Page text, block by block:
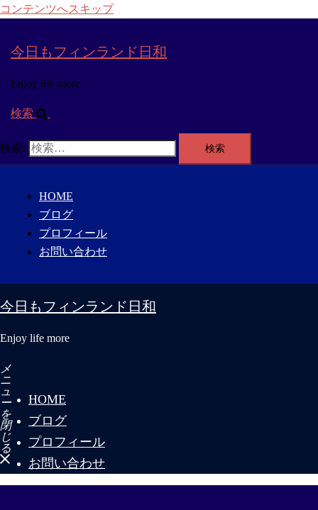
コンテンツへスキップ
今日もフィンランド日和
Enjoy life more
検索
検索:
HOME
ブログ
プロフィール
お問い合わせ
今日もフィンランド日和
Enjoy life more
メ
ニ
ュ
ー
を
閉
じ
る
HOME
ブログ
プロフィール
お問い合わせ